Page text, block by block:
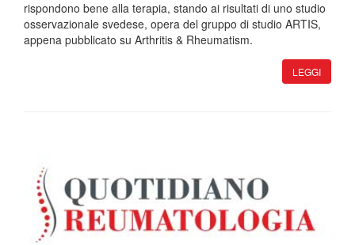
rispondono bene alla terapia, stando ai risultati di uno studio
osservazionale svedese, opera del gruppo di studio ARTIS,
appena pubblicato su Arthritis & Rheumatism.
LEGGI